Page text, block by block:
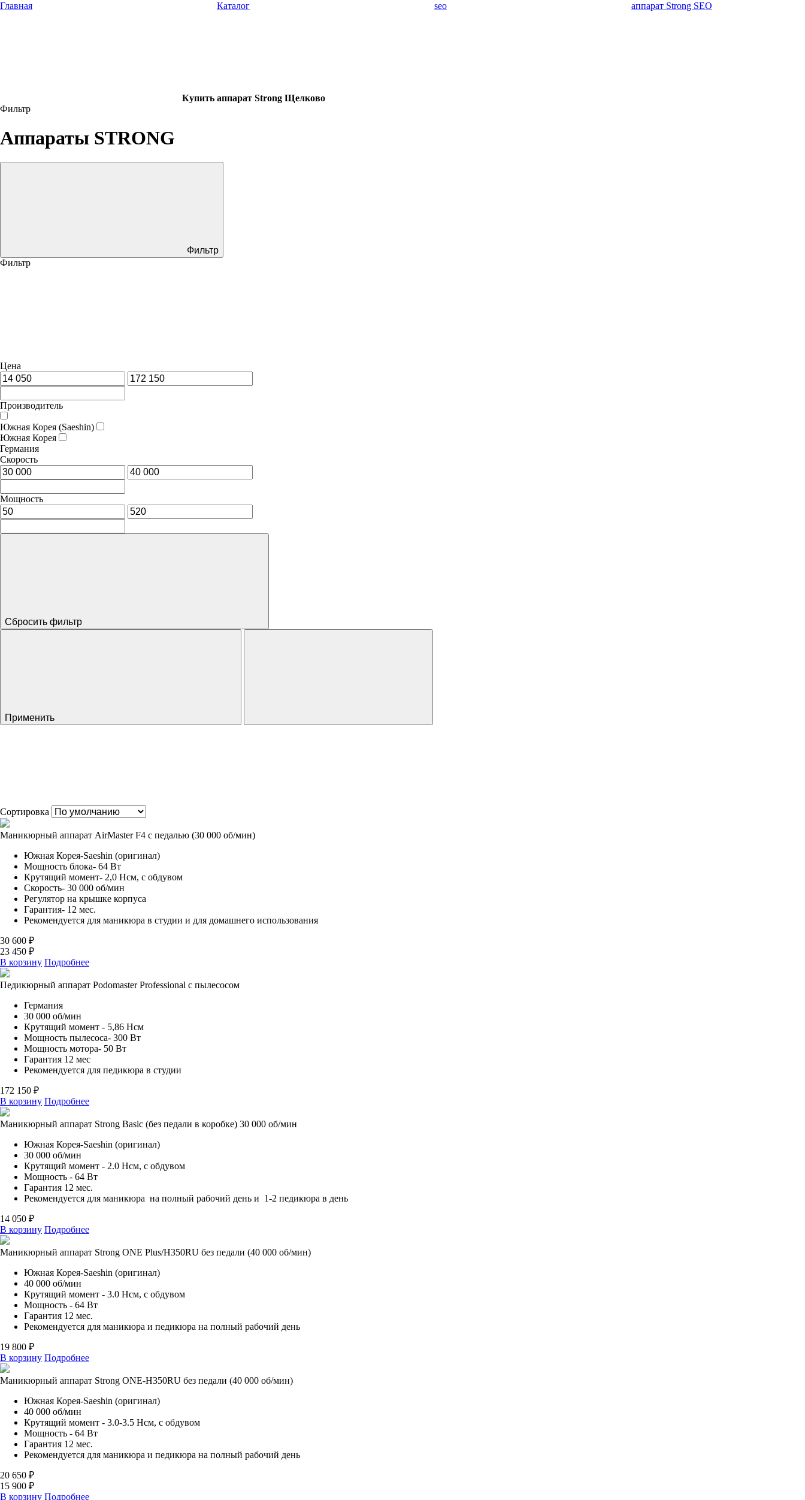
Главная Каталог seo аппарат Strong SEO
Купить аппарат Strong Щелково
Фильтр
Аппараты STRONG
Фильтр
Фильтр
Цена
Производитель
Южная Корея (Saeshin)
Южная Корея
Германия
Скорость
Мощность
Сбросить фильтр
Применить
Сортировка
Маникюрный аппарат AirMaster F4 с педалью (30 000 об/мин)
Южная Корея-Saeshin (оригинал)
Мощность блока- 64 Вт
Крутящий момент- 2,0 Нсм, с обдувом
Скорость- 30 000 об/мин
Регулятор на крышке корпуса
Гарантия- 12 мес.
Рекомендуется для маникюра в студии и для домашнего использования
30 600 ₽
23 450 ₽
В корзину Подробнее
Педикюрный аппарат Podomaster Professional с пылесосом
Германия
30 000 об/мин
Крутящий момент - 5,86 Нсм
Мощность пылесоса- 300 Вт
Мощность мотора- 50 Вт
Гарантия 12 мес
Рекомендуется для педикюра в студии
172 150 ₽
В корзину Подробнее
Маникюрный аппарат Strong Basic (без педали в коробке) 30 000 об/мин
Южная Корея-Saeshin (оригинал)
30 000 об/мин
Крутящий момент - 2.0 Нсм, с обдувом
Мощность - 64 Вт
Гарантия 12 мес.
Рекомендуется для маникюра на полный рабочий день и 1-2 педикюра в день
14 050 ₽
В корзину Подробнее
Маникюрный аппарат Strong ONE Plus/H350RU без педали (40 000 об/мин)
Южная Корея-Saeshin (оригинал)
40 000 об/мин
Крутящий момент - 3.0 Нсм, с обдувом
Мощность - 64 Вт
Гарантия 12 мес.
Рекомендуется для маникюра и педикюра на полный рабочий день
19 800 ₽
В корзину Подробнее
Маникюрный аппарат Strong ONE-H350RU без педали (40 000 об/мин)
Южная Корея-Saeshin (оригинал)
40 000 об/мин
Крутящий момент - 3.0-3.5 Нсм, с обдувом
Мощность - 64 Вт
Гарантия 12 мес.
Рекомендуется для маникюра и педикюра на полный рабочий день
20 650 ₽
15 900 ₽
В корзину Подробнее